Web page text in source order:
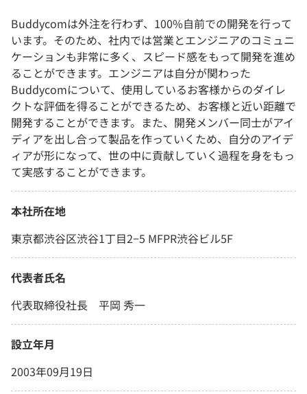
Buddycomは外注を行わず、100%自前での開発を行って
います。そのため、社内では営業とエンジニアのコミュニ
ケーションも非常に多く、スピード感をもって開発を進め
ることができます。エンジニアは自分が関わった
Buddycomについて、使用しているお客様からのダイレ
クトな評価を得ることができるため、お客様と近い距離で
開発することができます。また、開発メンバー同士がアイ
ディアを出し合って製品を作っていくため、自分のアイデ
ィアが形になって、世の中に貢献していく過程を身をもっ
て実感することができます。
本社所在地
東京都渋谷区渋谷1丁目2−5 MFPR渋谷ビル5F
代表者氏名
代表取締役社長 平岡 秀一
設立年月
2003年09月19日